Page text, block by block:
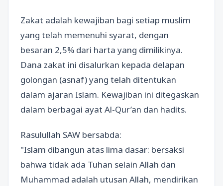
Zakat adalah kewajiban bagi setiap muslim
yang telah memenuhi syarat, dengan
besaran 2,5% dari harta yang dimilikinya.
Dana zakat ini disalurkan kepada delapan
golongan (asnaf) yang telah ditentukan
dalam ajaran Islam. Kewajiban ini ditegaskan
dalam berbagai ayat Al-Qur’an dan hadits.
Rasulullah SAW bersabda:
"Islam dibangun atas lima dasar: bersaksi
bahwa tidak ada Tuhan selain Allah dan
Muhammad adalah utusan Allah, mendirikan